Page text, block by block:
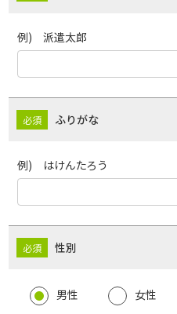
例) 派遣太郎
ふりがな
例) はけんたろう
性別
男性 女性